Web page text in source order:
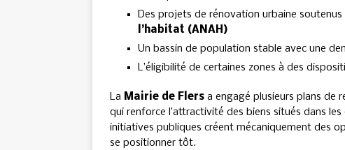
Des projets de rénovation urbaine soutenus
l’habitat (ANAH)
Un bassin de population stable avec une
L’éligibilité de certaines zones à des
La Mairie de Flers a engagé plusieurs plans de
qui renforce l’attractivité des biens situés dans
initiatives publiques créent mécaniquement des
se positionner tôt.